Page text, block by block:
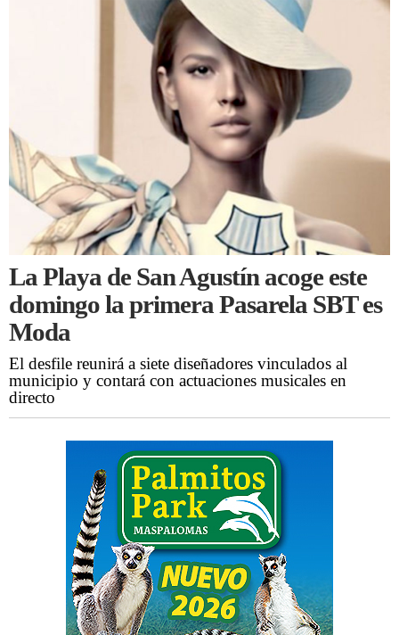
La Playa de San Agustín acoge este
domingo la primera Pasarela SBT es
Moda
El desfile reunirá a siete diseñadores vinculados al
municipio y contará con actuaciones musicales en
directo